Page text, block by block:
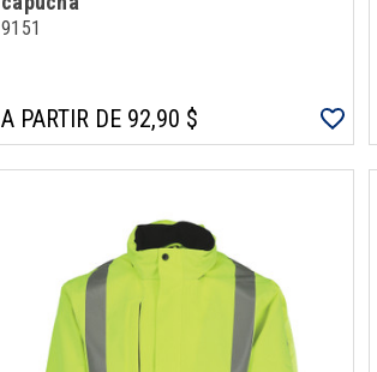
9151
A PARTIR DE 92,90 $